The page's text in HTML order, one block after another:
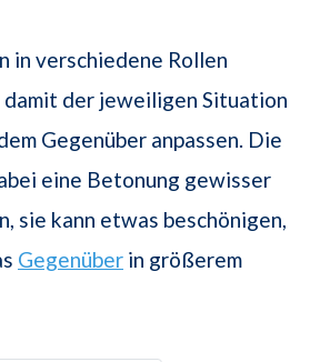
in verschiedene Rollen
damit der jeweiligen Situation
Gegenüber anpassen. Die
eine Betonung gewisser
sie kann etwas beschönigen,
Gegenüber in größerem